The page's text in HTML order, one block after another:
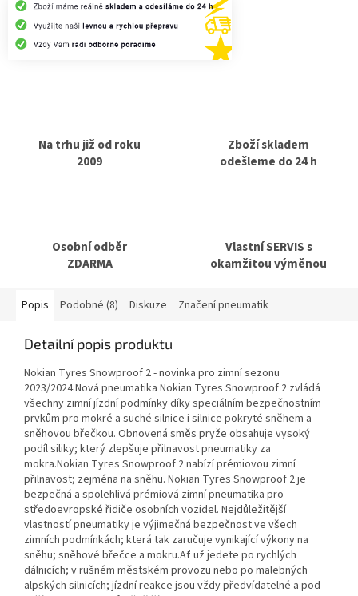
Na trhu již od roku
2009
Zboží skladem
odešleme do 24 h
Osobní odběr
ZDARMA
Vlastní SERVIS s
okamžitou výměnou
Popis Podobné (8) Diskuze Značení pneumatik
Detailní popis produktu
Nokian Tyres Snowproof 2 - novinka pro zimní sezonu
2023/2024.Nová pneumatika Nokian Tyres Snowproof 2 zvládá
všechny zimní jízdní podmínky díky speciálním bezpečnostním
prvkům pro mokré a suché silnice i silnice pokryté sněhem a
sněhovou břečkou. Obnovená směs pryže obsahuje vysoký
podíl siliky; který zlepšuje přilnavost pneumatiky za
mokra.Nokian Tyres Snowproof 2 nabízí prémiovou zimní
přilnavost; zejména na sněhu. Nokian Tyres Snowproof 2 je
bezpečná a spolehlivá prémiová zimní pneumatika pro
středoevropské řidiče osobních vozidel. Nejdůležitější
vlastností pneumatiky je výjimečná bezpečnost ve všech
zimních podmínkách; která tak zaručuje vynikající výkony na
sněhu; sněhové břečce a mokru.Ať už jedete po rychlých
dálnicích; v rušném městském provozu nebo po malebných
alpských silnicích; jízdní reakce jsou vždy předvídatelné a pod